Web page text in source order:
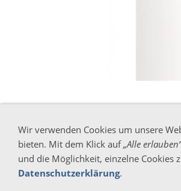
AGB Widerrufsrecht
Wir verwenden Cookies um unsere
bieten. Mit dem Klick auf„Alle erlauben“
und die Möglichkeit, einzelne Cookies
Datenschutzerklärung.